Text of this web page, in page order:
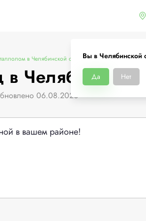
Вы в Челябинской
Да Нет
в Челябинской области Цены на свинец
Челябинской
06.08.2026
в вашем районе!